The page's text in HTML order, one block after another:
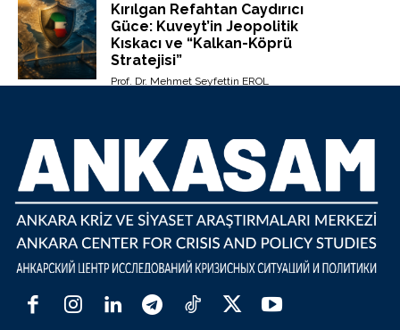
Kırılgan Refahtan Caydırıcı
Güce: Kuveyt’in Jeopolitik
Kıskacı ve “Kalkan-Köprü
Stratejisi”
Prof. Dr. Mehmet Seyfettin EROL